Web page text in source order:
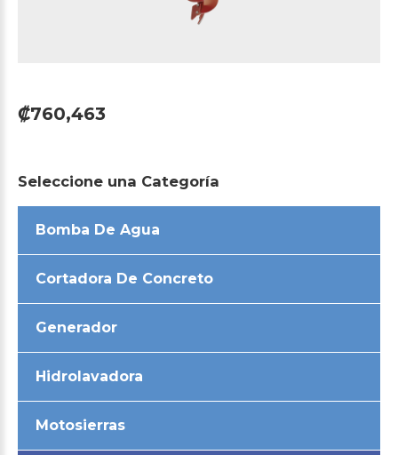
₡760,463
Seleccione una Categoría
Bomba De Agua
Cortadora De Concreto
Generador
Hidrolavadora
Motosierras